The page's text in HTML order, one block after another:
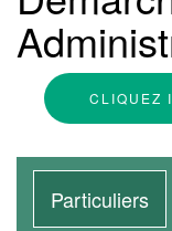
CLIQUEZ
Particuliers